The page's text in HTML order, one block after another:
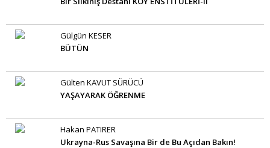
Gülgün KESER
BÜTÜN
Gülten KAVUT SÜRÜCÜ
YAŞAYARAK ÖĞRENME
Hakan PATIRER
Ukrayna-Rus Savaşına Bir de Bu Açıdan Bakın!